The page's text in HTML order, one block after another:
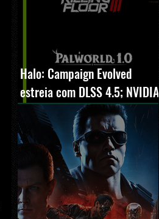
Halo: Campaign Evolved
estreia com DLSS 4.5; NVIDIA
lança novo GeForce Game
Ready Driver para grandes
lançamentos